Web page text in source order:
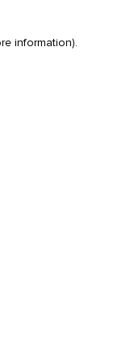
information).